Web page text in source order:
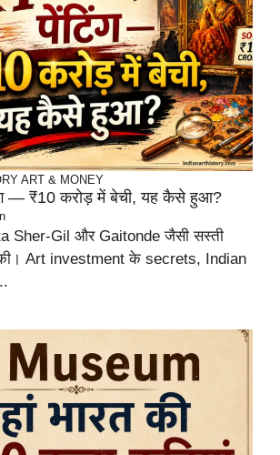
ART & MONEY
— ₹10 करोड़ में बेची, यह कैसे हुआ?
Sher-Gil और Gaitonde जैसी सस्ती
Art investment के secrets, Indian